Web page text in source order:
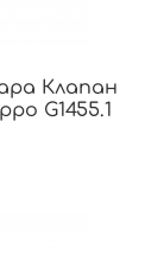
Клапан
G1455.1